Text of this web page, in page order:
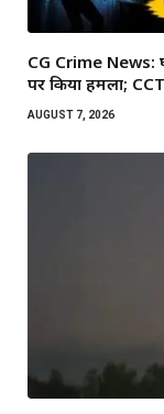
CG Crime News:
पर किया हमला;
AUGUST 7, 2026